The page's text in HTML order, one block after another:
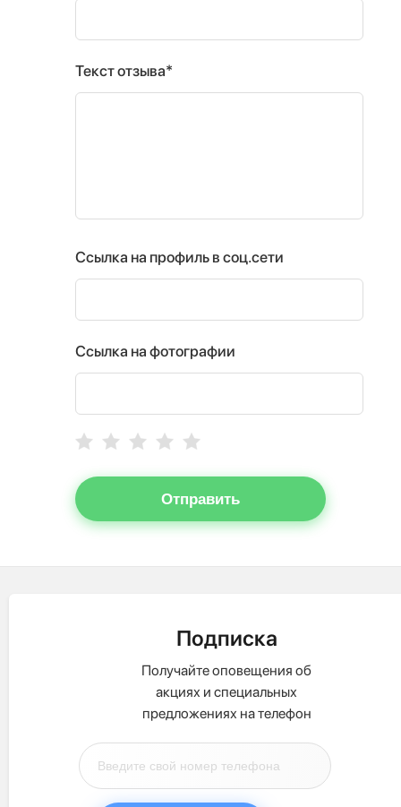
Текст отзыва*
Ссылка на профиль в соц.сети
Ссылка на фотографии
Отправить
Подписка
Получайте оповещения об
акциях и специальных
предложениях на телефон